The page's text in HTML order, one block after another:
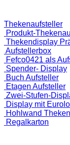
Thekenaufsteller
Produkt-
Thekendisplay
Aufstellerbox
Fefco0421 als
Spender- Display
Buch Aufsteller
Etagen Aufsteller
Zwei-Stufen-
Display mit
Hohlwand
Regalkarton